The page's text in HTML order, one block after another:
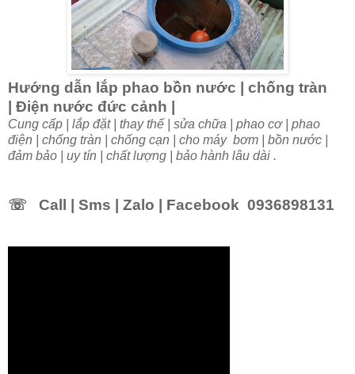
Hướng dẫn lắp phao bồn nước | chống tràn
| Điện nước đức cảnh |
Cung cấp | lắp đặt | thay thế | sửa chữa | phao cơ | phao
điện | chống tràn | chống cạn | cho máy bơm | bồn nước |
đảm bảo | uy tín | chất lượng | bảo hành lâu dài .
☏ Call | Sms | Zalo | Facebook 0936898131